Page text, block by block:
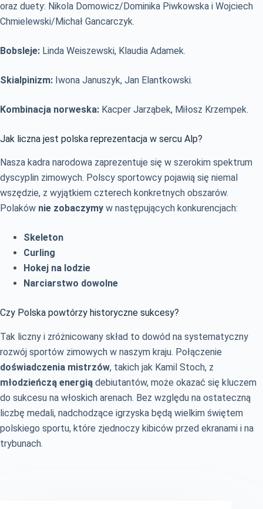
oraz duety: Nikola Domowicz/Dominika Piwkowska i Wojciech
Chmielewski/Michał Gancarczyk.
Bobsleje: Linda Weiszewski, Klaudia Adamek.
Skialpinizm: Iwona Januszyk, Jan Elantkowski.
Kombinacja norweska: Kacper Jarząbek, Miłosz Krzempek.
Jak liczna jest polska reprezentacja w sercu Alp?
Nasza kadra narodowa zaprezentuje się w szerokim spektrum
dyscyplin zimowych. Polscy sportowcy pojawią się niemal
wszędzie, z wyjątkiem czterech konkretnych obszarów.
Polaków nie zobaczymy w następujących konkurencjach:
Skeleton
Curling
Hokej na lodzie
Narciarstwo dowolne
Czy Polska powtórzy historyczne sukcesy?
Tak liczny i zróżnicowany skład to dowód na systematyczny
rozwój sportów zimowych w naszym kraju. Połączenie
doświadczenia mistrzów, takich jak Kamil Stoch, z
młodzieńczą energią debiutantów, może okazać się kluczem
do sukcesu na włoskich arenach. Bez względu na ostateczną
liczbę medali, nadchodzące igrzyska będą wielkim świętem
polskiego sportu, które zjednoczy kibiców przed ekranami i na
trybunach.